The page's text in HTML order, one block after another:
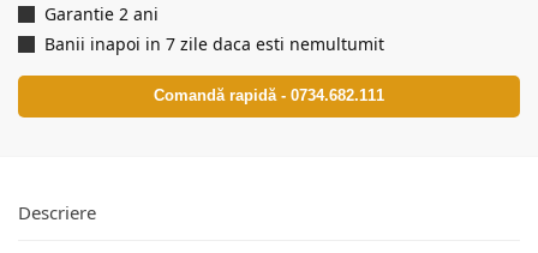
Garantie 2 ani
Banii inapoi in 7 zile daca esti nemultumit
Comandă rapidă - 0734.682.111
Descriere